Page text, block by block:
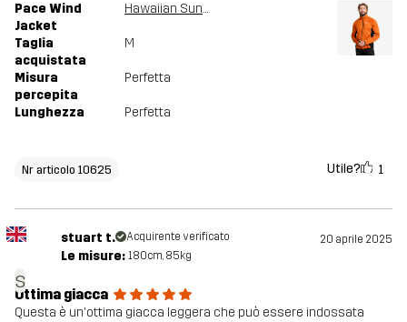
Pace Wind
Jacket
Hawaiian Sunset
Taglia
acquistata
M
Misura
percepita
Perfetta
Lunghezza Perfetta
Nr articolo 10625 Utile? 1
s
stuart t. Acquirente verificato 20 aprile 2025
Le misure: 180cm, 85kg
Ottima giacca
Questa è un'ottima giacca leggera che può essere indossata